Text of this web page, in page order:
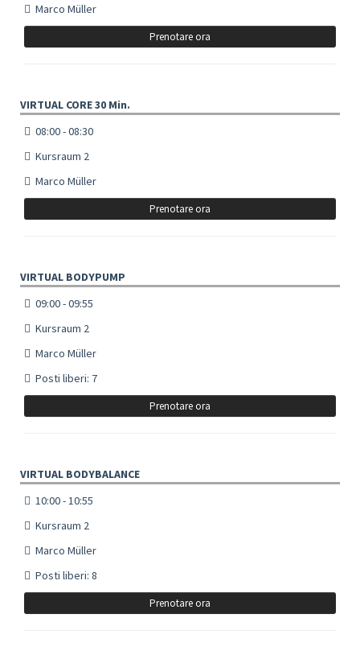
Marco Müller
Prenotare ora
VIRTUAL CORE 30 Min.
08:00 - 08:30
Kursraum 2
Marco Müller
Prenotare ora
VIRTUAL BODYPUMP
09:00 - 09:55
Kursraum 2
Marco Müller
Posti liberi: 7
Prenotare ora
VIRTUAL BODYBALANCE
10:00 - 10:55
Kursraum 2
Marco Müller
Posti liberi: 8
Prenotare ora